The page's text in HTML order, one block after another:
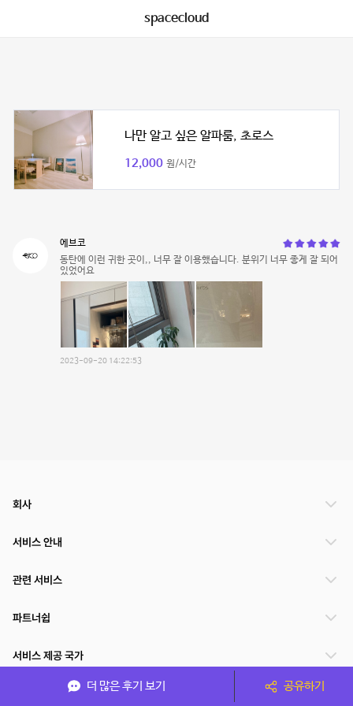
spacecloud
나만 알고 싶은 알파룸, 초로스
12,000 원/시간
에브코
동탄에 이런 귀한 곳이,, 너무 잘 이용했습니다. 분위기 너무 좋게 잘 되어
있었어요
2023-09-20 14:22:53
더 많은 후기 보기 공유하기
회사
서비스 안내
관련 서비스
파트너쉽
서비스 제공 국가